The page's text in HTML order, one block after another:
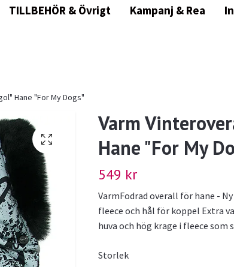
TILLBEHÖR & Övrigt Kampanj & Rea
Hane "For My Dogs"
Varm
Hane "For My
549 kr
VarmFodrad overall för hane -
fleece och hål för koppel Extra
huva och hög krage i fleece som
Storlek